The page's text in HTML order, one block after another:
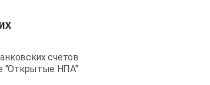
счетов
"Открытые НПА"